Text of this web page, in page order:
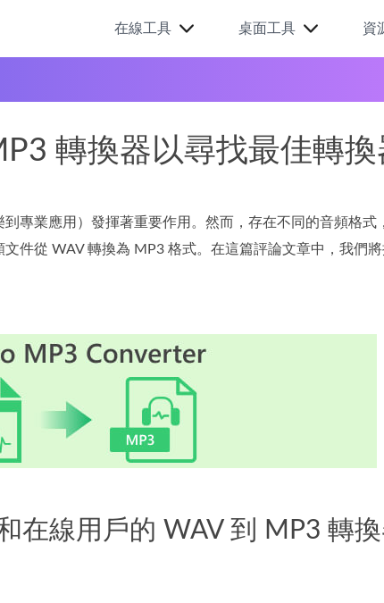
在線工具 桌面工具 資
轉換器以尋找最佳轉換
專業應用）發揮著重要作用。然而，存在不同的音頻格式
件從 WAV 轉換為 MP3 格式。在這篇評論文章中，我們
在線用戶的 WAV 到 MP3 轉